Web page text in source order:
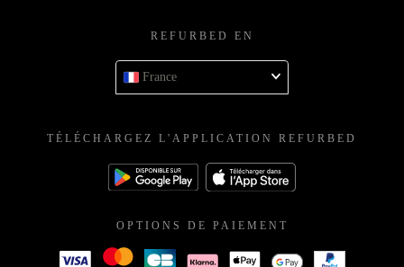
REFURBED EN
France
TÉLÉCHARGEZ L'APPLICATION REFURBED
OPTIONS DE PAIEMENT